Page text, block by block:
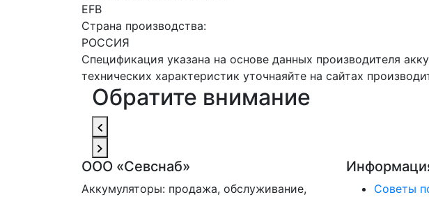
EFB
Страна производства:
РОССИЯ
Спецификация указана на основе данных производителя
технических характеристик уточнаяйте на сайтах
Обратите внимание
ООО «Севснаб»
Аккумуляторы: продажа, обслуживание,
Советы